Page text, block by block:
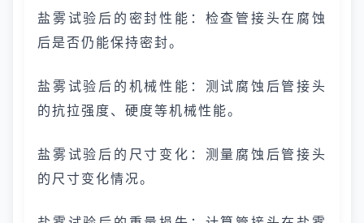
盐雾试验后的密封性能：检查管接头在腐蚀
后是否仍能保持密封。
盐雾试验后的机械性能：测试腐蚀后管接头
的抗拉强度、硬度等机械性能。
盐雾试验后的尺寸变化：测量腐蚀后管接头
的尺寸变化情况。